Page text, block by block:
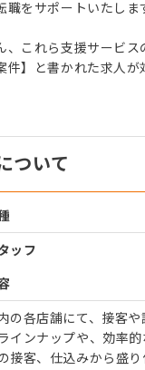
職をサポートいたしま
、これら支援サービ
】と書かれた求人が
ついて
ッフ
の各店舗にて、接客
インナップや、効率
接客、仕込みから盛